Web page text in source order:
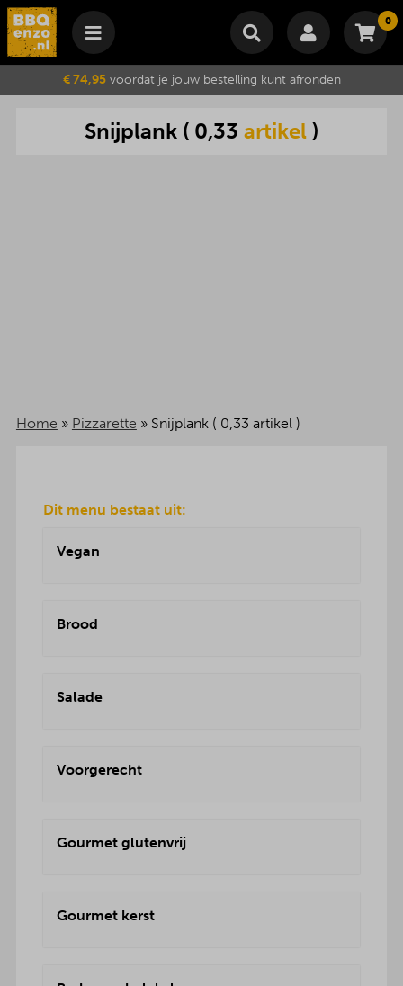
0
Winkelmand
Je winkelwagen is momenteel leeg.
Subtotaal €
Wijzig winkelmand Bestellen
€ 74,95voordat je jouw bestelling kunt afronden
Snijplank ( 0,33 artikel )
Home » Pizzarette » Snijplank ( 0,33 artikel )
Dit menu bestaat uit:
Vegan
Brood
Salade
Voorgerecht
Gourmet glutenvrij
Gourmet kerst